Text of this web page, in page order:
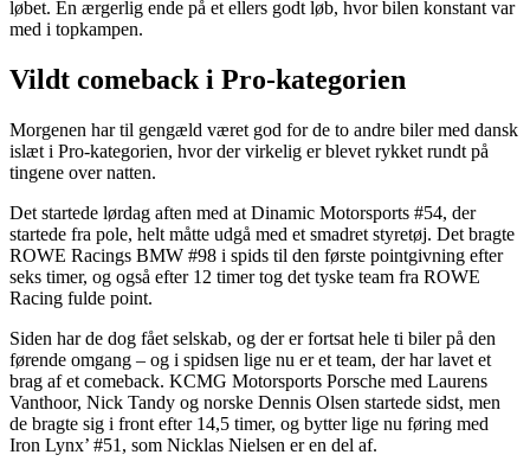
løbet. En ærgerlig ende på et ellers godt løb, hvor bilen konstant var
med i topkampen.
Vildt comeback i Pro-kategorien
Morgenen har til gengæld været god for de to andre biler med dansk
islæt i Pro-kategorien, hvor der virkelig er blevet rykket rundt på
tingene over natten.
Det startede lørdag aften med at Dinamic Motorsports #54, der
startede fra pole, helt måtte udgå med et smadret styretøj. Det bragte
ROWE Racings BMW #98 i spids til den første pointgivning efter
seks timer, og også efter 12 timer tog det tyske team fra ROWE
Racing fulde point.
Siden har de dog fået selskab, og der er fortsat hele ti biler på den
førende omgang – og i spidsen lige nu er et team, der har lavet et
brag af et comeback. KCMG Motorsports Porsche med Laurens
Vanthoor, Nick Tandy og norske Dennis Olsen startede sidst, men
de bragte sig i front efter 14,5 timer, og bytter lige nu føring med
Iron Lynx’ #51, som Nicklas Nielsen er en del af.